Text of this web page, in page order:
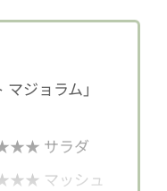
ジョラム」
サラダ
マッシュ